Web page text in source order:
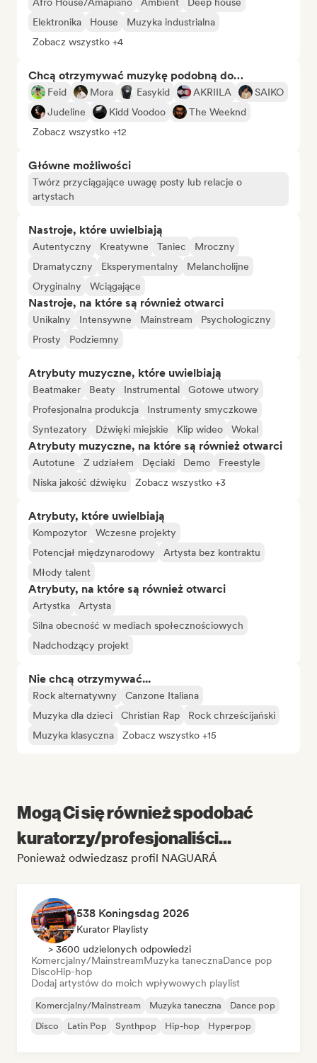
Elektronika
House
Muzyka industrialna
Zobacz wszystko +4
Chcą otrzymywać muzykę podobną do…
Feid Mora Easykid AKRIILA
SAIKO
Judeline
Kidd Voodoo
The Weeknd
Zobacz wszystko +12
Główne możliwości
Twórz przyciągające uwagę posty lub relacje o
artystach
Nastroje, które uwielbiają
Autentyczny Kreatywne Taniec
Mroczny
Dramatyczny
Eksperymentalny
Melancholijne
Oryginalny
Wciągające
Nastroje, na które są również otwarci
Unikalny Intensywne Mainstream
Psychologiczny
Prosty
Podziemny
Atrybuty muzyczne, które uwielbiają
Beatmaker Beaty Instrumental
Gotowe utwory
Profesjonalna produkcja
Instrumenty smyczkowe
Syntezatory
Dźwięki miejskie Klip wideo Wokal
Atrybuty muzyczne, na które są również otwarci
Autotune Z udziałem Dęciaki Demo
Freestyle
Niska jakość dźwięku
Zobacz wszystko +3
Atrybuty, które uwielbiają
Kompozytor
Wczesne projekty
Potencjał międzynarodowy
Artysta bez kontraktu
Młody talent
Atrybuty, na które są również otwarci
Artystka
Artysta
Silna obecność w mediach społecznościowych
Nadchodzący projekt
Nie chcą otrzymywać...
Rock alternatywny
Canzone Italiana
Muzyka dla dzieci
Christian Rap
Rock chrześcijański
Muzyka klasyczna
Zobacz wszystko +15
Mogą Ci się również spodobać
kuratorzy/profesjonaliści...
Ponieważ odwiedzasz profil NAGUARÁ
538 Koningsdag 2026
Kurator Playlisty
> 3600 udzielonych odpowiedzi
Komercjalny/MainstreamMuzyka tanecznaDance pop
DiscoHip-hop
Dodaj artystów do moich wpływowych playlist
Komercjalny/Mainstream Muzyka taneczna
Dance pop
Disco
Latin Pop Synthpop Hip-hop Hyperpop